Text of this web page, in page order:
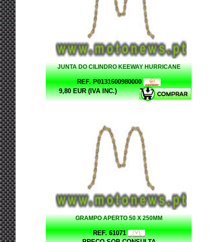
JUNTA DO CILINDRO KEEWAY HURRICANE
REF. P0131600980000
9,80 EUR (IVA INC.)
GRAMPO APERTO 50 X 250MM
REF. 61071